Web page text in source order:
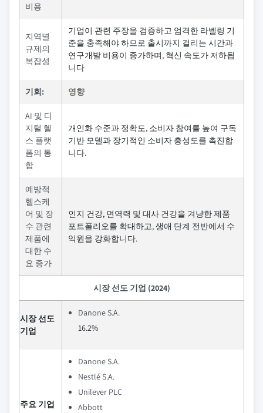
비용
지역별
규제의
복잡성
기업이 관련 주장을 검증하고 엄격한 라벨링 기
준을 충족해야 하므로 출시까지 걸리는 시간과
연구개발 비용이 증가하며, 혁신 속도가 저하됩
니다
기회: 영향
AI 및 디
지털 헬
스 플랫
폼의 통
합
개인화 수준과 정확도, 소비자 참여를 높여 구독
기반 모델과 장기적인 소비자 충성도를 촉진합
니다.
예방적
헬스케
어 및 장
수 관련
제품에
대한 수
요 증가
인지 건강, 면역력 및 대사 건강을 겨냥한 제품
포트폴리오를 확대하고, 생애 단계 전반에서 수
익원을 강화합니다.
시장 선도 기업 (2024)
시장 선도
기업
Danone S.A.
16.2%
주요 기업
Danone S.A.
Nestlé S.A.
Unilever PLC
Abbott